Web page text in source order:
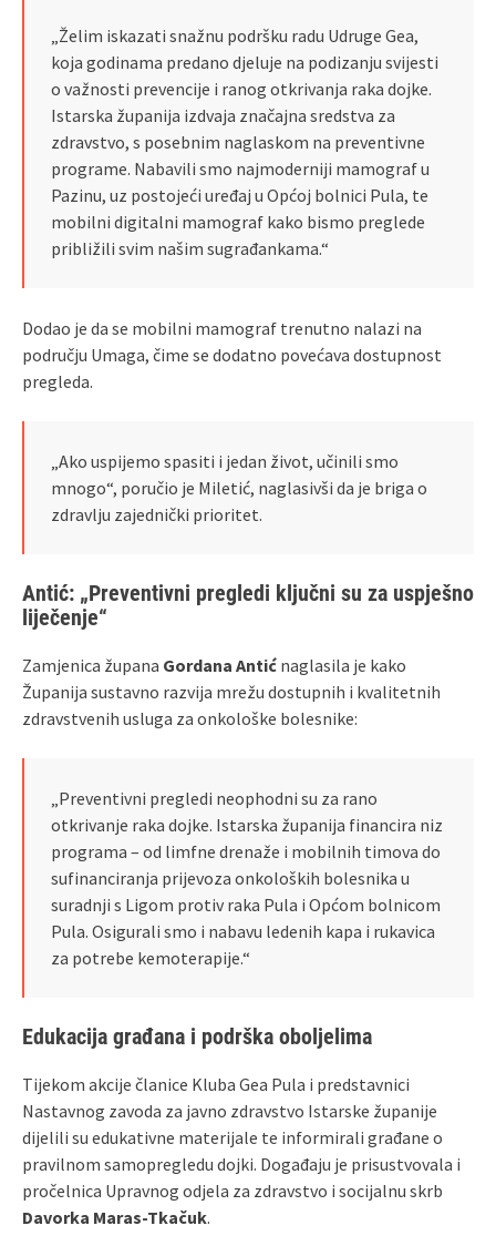
„Želim iskazati snažnu podršku radu Udruge Gea,
koja godinama predano djeluje na podizanju svijesti
o važnosti prevencije i ranog otkrivanja raka dojke.
Istarska županija izdvaja značajna sredstva za
zdravstvo, s posebnim naglaskom na preventivne
programe. Nabavili smo najmoderniji mamograf u
Pazinu, uz postojeći uređaj u Općoj bolnici Pula, te
mobilni digitalni mamograf kako bismo preglede
približili svim našim sugrađankama.“
Dodao je da se mobilni mamograf trenutno nalazi na
području Umaga, čime se dodatno povećava dostupnost
pregleda.
„Ako uspijemo spasiti i jedan život, učinili smo
mnogo“, poručio je Miletić, naglasivši da je briga o
zdravlju zajednički prioritet.
Antić: „Preventivni pregledi ključni su za uspješno
liječenje“
Zamjenica župana Gordana Antić naglasila je kako
Županija sustavno razvija mrežu dostupnih i kvalitetnih
zdravstvenih usluga za onkološke bolesnike:
„Preventivni pregledi neophodni su za rano
otkrivanje raka dojke. Istarska županija financira niz
programa – od limfne drenaže i mobilnih timova do
sufinanciranja prijevoza onkoloških bolesnika u
suradnji s Ligom protiv raka Pula i Općom bolnicom
Pula. Osigurali smo i nabavu ledenih kapa i rukavica
za potrebe kemoterapije.“
Edukacija građana i podrška oboljelima
Tijekom akcije članice Kluba Gea Pula i predstavnici
Nastavnog zavoda za javno zdravstvo Istarske županije
dijelili su edukativne materijale te informirali građane o
pravilnom samopregledu dojki. Događaju je prisustvovala i
pročelnica Upravnog odjela za zdravstvo i socijalnu skrb
Davorka Maras‑Tkačuk.